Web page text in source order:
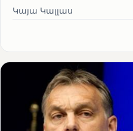
Կայա Կալլաս